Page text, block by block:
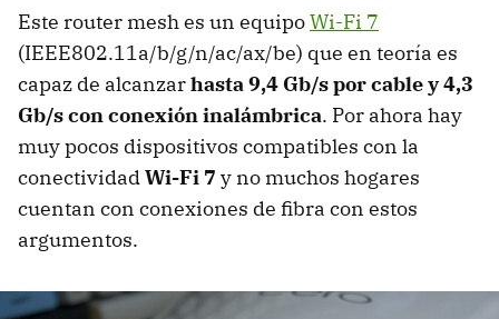
Este router mesh es un equipoWi-Fi 7
(IEEE802.11a/b/g/n/ac/ax/be) que en teoría es
capaz de alcanzarhasta 9,4 Gb/s por cable y 4,3
Gb/s con conexión inalámbrica. Por ahora hay
muy pocos dispositivos compatibles con la
conectividadWi-Fi 7 y no muchos hogares
cuentan con conexiones de fibra con estos
argumentos.